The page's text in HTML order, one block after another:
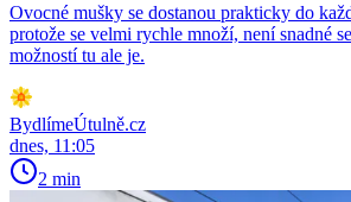
Ovocné mušky se dostanou prakticky do
protože se velmi rychle množí, není snadné
možností tu ale je.
BydlímeÚtulně.cz
dnes, 11:05
2 min